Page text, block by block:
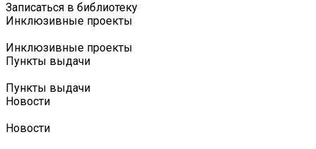
Записаться в библиотеку
Инклюзивные проекты
Инклюзивные проекты
Пункты выдачи
Пункты выдачи
Новости
Новости